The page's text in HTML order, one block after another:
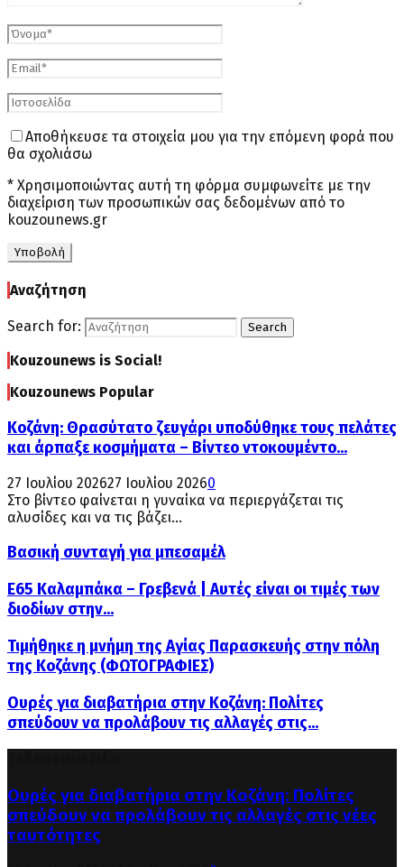
Αποθήκευσε τα στοιχεία μου για την επόμενη φορά που
θα σχολιάσω
* Χρησιμοποιώντας αυτή τη φόρμα συμφωνείτε με την
διαχείριση των προσωπικών σας δεδομένων από το
kouzounews.gr
Αναζήτηση
Search for: Search
Kouzounews is Social!
Kouzounews Popular
Κοζάνη: Θρασύτατο ζευγάρι υποδύθηκε τους πελάτες
και άρπαξε κοσμήματα – Βίντεο ντοκουμέντο...
27 Ιουλίου 202627 Ιουλίου 20260
Στο βίντεο φαίνεται η γυναίκα να περιεργάζεται τις
αλυσίδες και να τις βάζει...
Βασική συνταγή για μπεσαμέλ
Ε65 Καλαμπάκα – Γρεβενά | Αυτές είναι οι τιμές των
διοδίων στην...
Τιμήθηκε η μνήμη της Αγίας Παρασκευής στην πόλη
της Κοζάνης (ΦΩΤΟΓΡΑΦΙΕΣ)
Ουρές για διαβατήρια στην Κοζάνη: Πολίτες
σπεύδουν να προλάβουν τις αλλαγές στις...
Ουρές για διαβατήρια στην Κοζάνη: Πολίτες
σπεύδουν να προλάβουν τις αλλαγές στις νέες
ταυτότητες